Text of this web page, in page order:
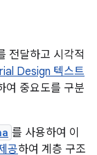
전달하고 시각적
Design 텍스트
여 중요도를 구분
를 사용하여 이
공하여 계층 구조